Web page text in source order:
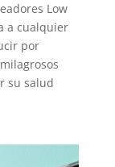
Low
a cualquier
por
su salud